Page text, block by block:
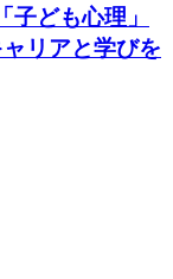
ども心理」
リアと学びを